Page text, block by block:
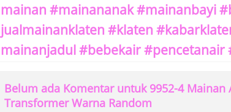
mainan #mainananak #mainanbayi
jualmainanklaten #klaten
mainanjadul #bebekair
Belum ada Komentar untuk 9952-4 Mainan
Transformer Warna Random